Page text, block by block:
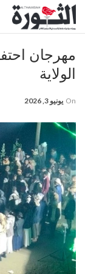
مهرجان
الولاية
On يونيو 3, 2026